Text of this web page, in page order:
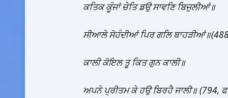
ਕਤਿਕ ਕੂੰਜਾਂ ਚੇਤਿ ਡਉ ਸਾਵਣਿ ਬਿਜੁਲੀਆਂ॥
ਸੀਆਲੇ ਸੋਹੰਦੀਆਂ ਪਿਰ ਗਲਿ
ਕਾਲੀ ਕੋਇਲ ਤੂ ਕਿਤ ਗੁਨ ਕਾਲੀ॥
ਅਪਨੇ ਪ੍ਰੀਤਮ ਕੇ ਹਉ ਬਿਰਹੈ ਜਾਲੀ॥ (794,